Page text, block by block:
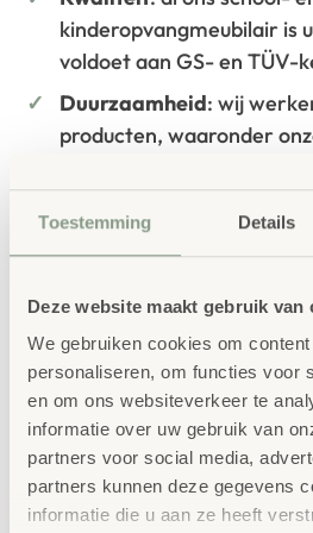
Toestemming Details
Deze website maakt gebruik van
We gebruiken cookies om
personaliseren, om functies voor
en om ons websiteverkeer te
informatie over uw gebruik van
partners voor social media,
partners kunnen deze gegevens
informatie die u aan ze heeft
kinderopvangmeubilair is
voldoet aan GS- en TÜV-
Duurzaamheid: wij
producten, waaronder
Daarnaast zelfs voorzien
milieukeurmerk
EU-
SKU 33993